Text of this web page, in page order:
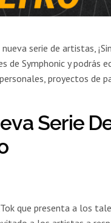
serie de artistas,
de Symphonic y podrás
proyectos de
Serie
que presenta a los